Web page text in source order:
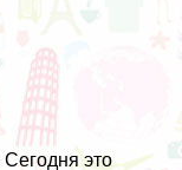
это